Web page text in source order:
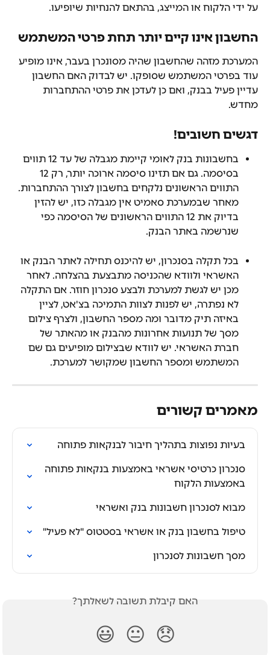
על ידי הלקוח או המייצג, בהתאם להנחיות שיופיעו.
החשבון אינו קיים יותר תחת פרטי המשתמש
המערכת מזהה שהחשבון שהיה מסונכרן בעבר, אינו מופיע
עוד בפרטי המשתמש שסופקו. יש לבדוק האם החשבון
עדיין פעיל בבנק, ואם כן לעדכן את פרטי ההתחברות
מחדש.
דגשים חשובים!
בחשבונות בנק לאומי קיימת מגבלה של עד 12 תווים
התווים הראשונים נלקחים בחשבון לצורך ההתחברות.
מאחר שבמערכת סאמיט אין מגבלה כזו, יש להזין
בדיוק את 12 התווים הראשונים של הסיסמה כפי
שנרשמה באתר הבנק.
בכל תקלה בסנכרון, יש להיכנס תחילה לאתר הבנק או
האשראי ולוודא שהכניסה מתבצעת בהצלחה. לאחר
מכן יש לגשת למערכת ולבצע סנכרון חוזר. אם התקלה
לא נפתרה, יש לפנות לצוות התמיכה בצ'אט, לציין
באיזה תיק מדובר ומה מספר החשבון, ולצרף צילום
מסך של תנועות אחרונות מהבנק או מהאתר של
חברת האשראי. יש לוודא שבצילום מופיעים גם שם
המשתמש ומספר החשבון שמקושר למערכת.
מאמרים קשורים
בעיות נפוצות בתהליך חיבור לבנקאות פתוחה
סנכרון כרטיסי אשראי באמצעות בנקאות פתוחה
באמצעות הלקוח
מבוא לסנכרון חשבונות בנק ואשראי
טיפול בחשבון בנק או אשראי בסטטוס "לא פעיל"
מסך חשבונות לסנכרון
האם קיבלת תשובה לשאלתך?
😞
😐
😃